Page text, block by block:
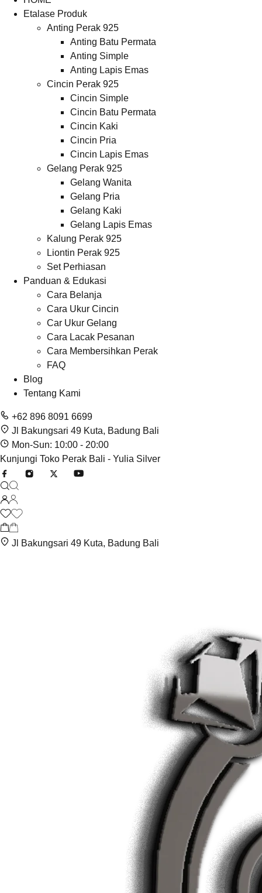
Etalase Produk
Anting Perak 925
Anting Batu Permata
Anting Simple
Anting Lapis Emas
Cincin Perak 925
Cincin Simple
Cincin Batu Permata
Cincin Kaki
Cincin Pria
Cincin Lapis Emas
Gelang Perak 925
Gelang Wanita
Gelang Pria
Gelang Kaki
Gelang Lapis Emas
Kalung Perak 925
Liontin Perak 925
Set Perhiasan
Panduan & Edukasi
Cara Belanja
Cara Ukur Cincin
Car Ukur Gelang
Cara Lacak Pesanan
Cara Membersihkan Perak
FAQ
Blog
Tentang Kami
+62 896 8091 6699
Jl Bakungsari 49 Kuta, Badung Bali
Mon-Sun: 10:00 - 20:00
Kunjungi Toko Perak Bali - Yulia Silver
Jl Bakungsari 49 Kuta, Badung Bali